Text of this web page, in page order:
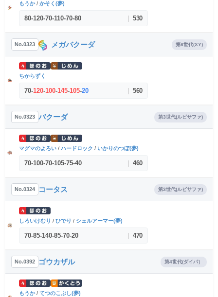
もうか/ かそく(夢)
80-120-70-110-70-80 530
No.0323 メガバクーダ 第6世代(XY)
ちからずく
70-120-100-145-105-20 560
No.0323 バクーダ 第3世代(ルビサファ)
マグマのよろい / ハードロック / いかりのつぼ(夢)
70-100-70-105-75-40 460
No.0324 コータス 第3世代(ルビサファ)
しろいけむり / ひでり / シェルアーマー(夢)
70-85-140-85-70-20 470
No.0392 ゴウカザル 第4世代(ダイパ）
もうか/ てつのこぶし(夢)